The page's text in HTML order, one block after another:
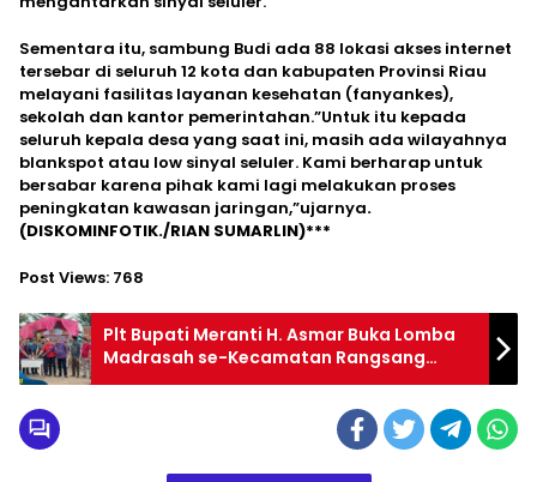
Sementara itu, sambung Budi ada 88 lokasi akses internet
tersebar di seluruh 12 kota dan kabupaten Provinsi Riau
melayani fasilitas layanan kesehatan (fanyankes),
sekolah dan kantor pemerintahan.”Untuk itu kepada
seluruh kepala desa yang saat ini, masih ada wilayahnya
blankspot atau low sinyal seluler. Kami berharap untuk
bersabar karena pihak kami lagi melakukan proses
peningkatan kawasan jaringan,”ujarnya.
(DISKOMINFOTIK./RIAN SUMARLIN)***
Post Views: 768
Plt Bupati Meranti H. Asmar Buka Lomba
Madrasah se-Kecamatan Rangsang
Barat dan Rangsang Pesisir